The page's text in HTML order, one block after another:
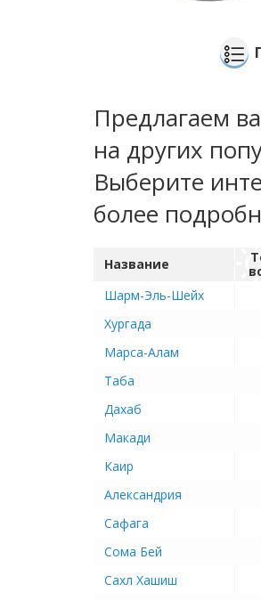
Предлагаем
на других
Выберите
более
Название
Шарм-Эль-Шейх
Хургада
Марса-Алам
Таба
Дахаб
Макади
Каир
Александрия
Сафага
Сома Бей
Сахл Хашиш